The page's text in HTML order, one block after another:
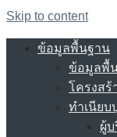
Skip to content
ข้อมูลพื้นฐาน
ข้อมูลพื้
โครงสร้
ทำเนียบ
ผู้